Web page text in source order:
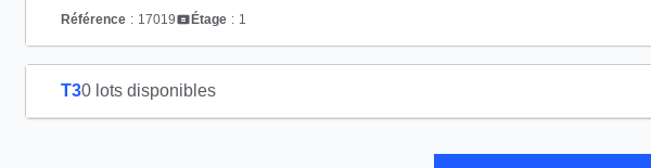
Référence : 17019 Étage : 1
T30 lots disponibles